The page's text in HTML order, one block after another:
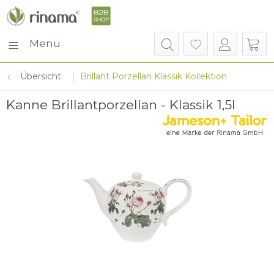
Menü
Übersicht Brillant Porzellan Klassik Kollektion
Kanne Brillantporzellan - Klassik 1,5l